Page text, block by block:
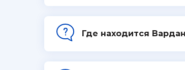
Где находится